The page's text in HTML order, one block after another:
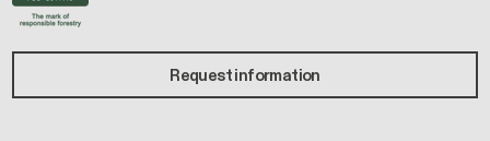
Request information